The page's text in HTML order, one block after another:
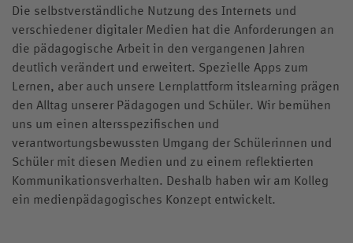
Die selbstverständliche Nutzung des Internets und
verschiedener digitaler Medien hat die Anforderungen an
die pädagogische Arbeit in den vergangenen Jahren
deutlich verändert und erweitert. Spezielle Apps zum
Lernen, aber auch unsere Lernplattform itslearning prägen
den Alltag unserer Pädagogen und Schüler. Wir bemühen
uns um einen altersspezifischen und
verantwortungsbewussten Umgang der Schülerinnen und
Schüler mit diesen Medien und zu einem reflektierten
Kommunikationsverhalten. Deshalb haben wir am Kolleg
ein medienpädagogisches Konzept entwickelt.